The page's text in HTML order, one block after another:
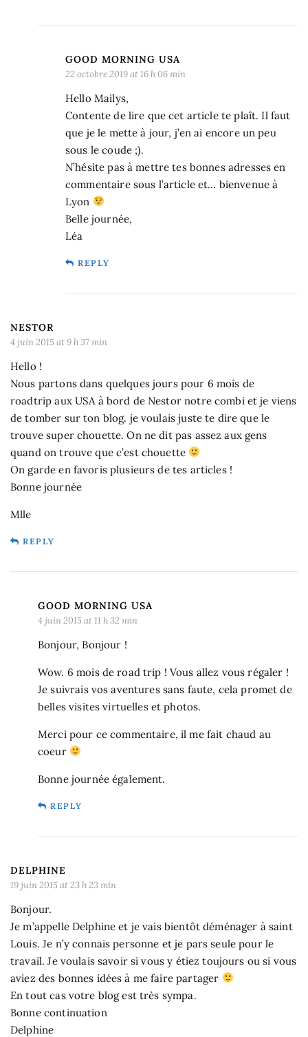
GOOD MORNING USA
22 octobre 2019 at 16 h 06 min
Hello Mailys,
Contente de lire que cet article te plaît. Il faut
que je le mette à jour, j’en ai encore un peu
sous le coude ;).
N’hésite pas à mettre tes bonnes adresses en
commentaire sous l’article et… bienvenue à
Lyon
Belle journée,
Léa
REPLY
NESTOR
4 juin 2015 at 9 h 37 min
Hello !
Nous partons dans quelques jours pour 6 mois de
roadtrip aux USA à bord de Nestor notre combi et je viens
de tomber sur ton blog. je voulais juste te dire que le
trouve super chouette. On ne dit pas assez aux gens
quand on trouve que c’est chouette
On garde en favoris plusieurs de tes articles !
Bonne journée
Mlle
REPLY
GOOD MORNING USA
4 juin 2015 at 11 h 32 min
Bonjour, Bonjour !
Wow. 6 mois de road trip ! Vous allez vous régaler !
Je suivrais vos aventures sans faute, cela promet de
belles visites virtuelles et photos.
Merci pour ce commentaire, il me fait chaud au
coeur
Bonne journée également.
REPLY
DELPHINE
19 juin 2015 at 23 h 23 min
Bonjour.
Je m’appelle Delphine et je vais bientôt déménager à saint
Louis. Je n’y connais personne et je pars seule pour le
travail. Je voulais savoir si vous y étiez toujours ou si vous
aviez des bonnes idées à me faire partager
En tout cas votre blog est très sympa.
Bonne continuation
Delphine